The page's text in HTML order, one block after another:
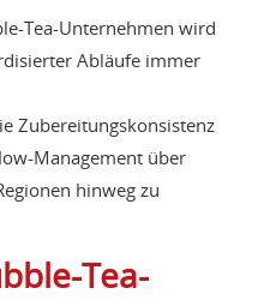
Tea-Unternehmen wird
Abläufe immer
Zubereitungskonsistenz
Management über
hinweg zu
Tea-